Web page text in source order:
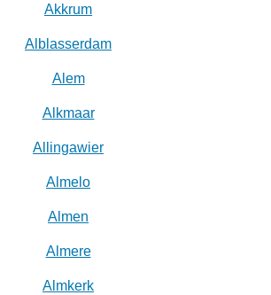
Akkrum
Alblasserdam
Alem
Alkmaar
Allingawier
Almelo
Almen
Almere
Almkerk